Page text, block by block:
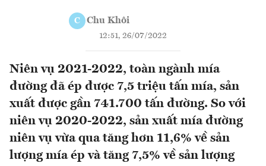
C Chu Khôi
12:51, 26/07/2022
Niên vụ 2021-2022, toàn ngành mía
đường đã ép được 7,5 triệu tấn mía, sản
xuất được gần 741.700 tấn đường. So với
niên vụ 2020-2022, sản xuất mía đường
niên vụ vừa qua tăng hơn 11,6% về sản
lượng mía ép và tăng 7,5% về sản lượng